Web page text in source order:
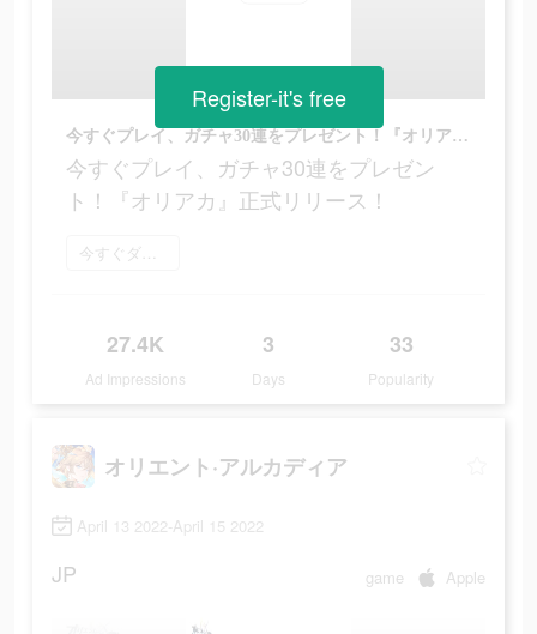
今すぐプレイ、ガチャ30連をプレゼント！『オリアカ』正式リリース！
今すぐプレイ、ガチャ30連をプレゼン
ト！『オリアカ』正式リリース！
今すぐダウンロード
27.4K
Ad Impressions
3
Days
33
Popularity
Register-it's free
オリエント·アルカディア
April 13 2022-April 15 2022
JP game Apple